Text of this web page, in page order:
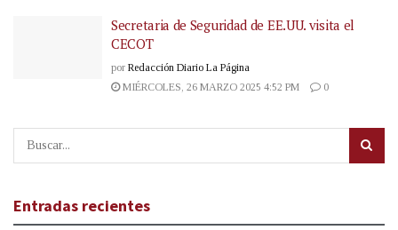
Secretaria de Seguridad de EE.UU. visita el
CECOT
por Redacción Diario La Página
MIÉRCOLES, 26 MARZO 2025 4:52 PM
0
Entradas recientes